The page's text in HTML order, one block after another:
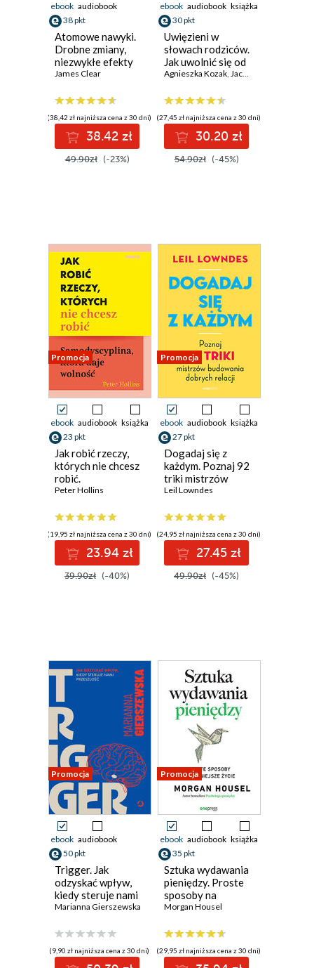
ebook audiobook
38 pkt
Atomowe nawyki.
Drobne zmiany,
niezwykłe efekty
James Clear
(38,42 zł najniższa cena z 30 dni)
38.42 zł
49.90zł (-23%)
ebook audiobook książka
30 pkt
Uwięzieni w
słowach rodziców.
Jak uwolnić się od
zaklęć, które
dzieciństwie
Agnieszka Kozak, Jacek Wasilewski
(27,45 zł najniższa cena z 30 dni)
30.20 zł
54.90zł (-45%)
Promocja
ebook audiobook książka
23 pkt
Jak robić rzeczy,
których nie chcesz
robić.
Samodyscyplina,
Peter Hollins
(19,95 zł najniższa cena z 30 dni)
23.94 zł
39.90zł (-40%)
Promocja
ebook audiobook książka
27 pkt
Dogadaj się z
każdym. Poznaj 92
triki mistrzów
budowania
Leil Lowndes
(24,95 zł najniższa cena z 30 dni)
27.45 zł
49.90zł (-45%)
Promocja
ebook audiobook
50 pkt
Trigger. Jak
odzyskać wpływ,
kiedy steruje nami
przeszłość
Marianna Gierszewska
(9,90 zł najniższa cena z 30 dni)
Promocja
ebook audiobook książka
35 pkt
Sztuka wydawania
pieniędzy. Proste
sposoby na
pełniejsze życie
Morgan Housel
(29,95 zł najniższa cena z 30 dni)